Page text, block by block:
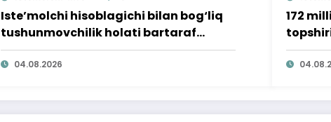
Iste’molchi hisoblagichi bilan bog‘liq
tushunmovchilik holati bartaraf
qilindi
04.08.2026
172